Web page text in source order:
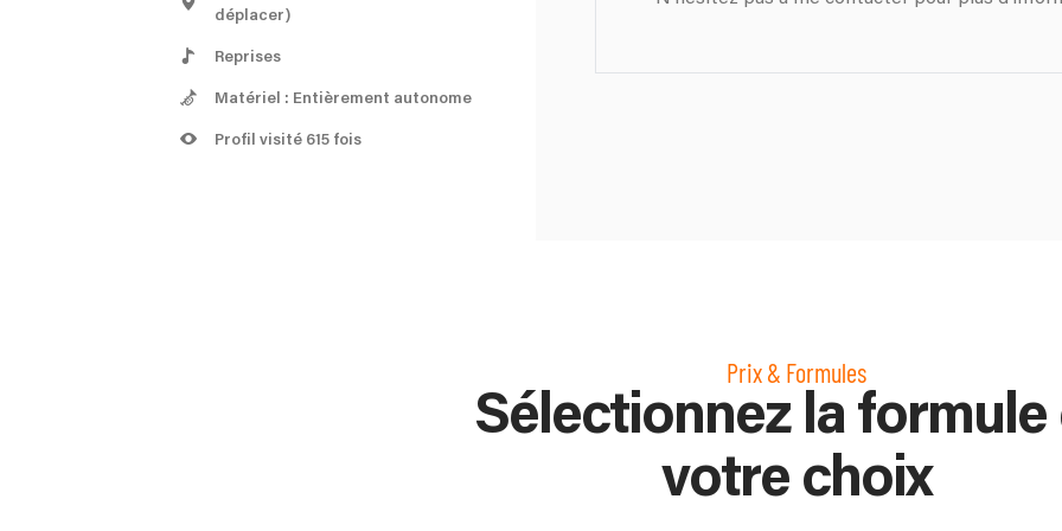
déplacer)
Reprises
Matériel : Entièrement autonome
Profil visité 615 fois
Prix & Formules
Sélectionnez la formule
votre choix